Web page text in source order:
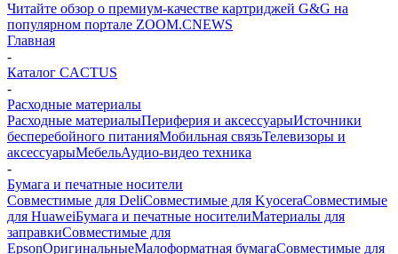
Читайте обзор о премиум-качестве картриджей G&G на
популярном портале ZOOM.CNEWS
Главная
-
Каталог CACTUS
-
Расходные материалы
Расходные материалыПериферия и аксессуарыИсточники
бесперебойного питанияМобильная связьТелевизоры и
аксессуарыМебельАудио-видео техника
-
Бумага и печатные носители
Совместимые для DeliСовместимые для KyoceraСовместимые
для HuaweiБумага и печатные носителиМатериалы для
заправкиСовместимые для
EpsonОригинальныеМалоформатная бумагаСовместимые для